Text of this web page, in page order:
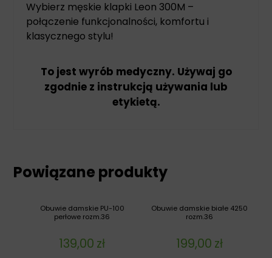
Wybierz męskie klapki Leon 300M –
połączenie funkcjonalności, komfortu i
klasycznego stylu!
To jest wyrób medyczny. Używaj go
zgodnie z instrukcją używania lub
etykietą.
Powiązane produkty
Obuwie damskie białe 4250
rozm.36
199,00 zł
Obuwie damskie PU-100
perłowe rozm.36
139,00 zł